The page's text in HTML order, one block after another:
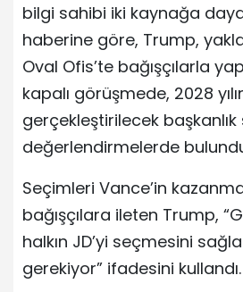
bilgi sahibi iki kaynağa
haberine göre, Trump,
Oval Ofis’te bağışçılarla
kapalı görüşmede, 2028
gerçekleştirilecek
değerlendirmelerde
Seçimleri Vance’in
bağışçılara ileten Trump,
halkın JD’yi seçmesini
gerekiyor” ifadesini kullandı.